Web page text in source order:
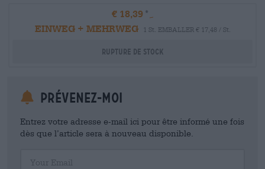
€ 18,39
EINWEG + MEHRWEG
1 St. EMBALLER € 17,48 / St.
Rupture de stock
Prévenez-moi
Entrez votre adresse e-mail ici pour être informé une fois
dès que l’article sera à nouveau disponible.